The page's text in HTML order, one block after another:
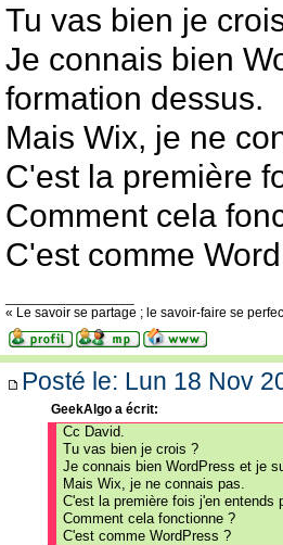
Tu vas bien je
Je connais bien
formation dessus.
Mais Wix, je ne
C'est la première
Comment cela
C'est comme
« Le savoir se partage ; le savoir-faire se
Posté le: Lun 18 Nov
GeekAlgo a écrit:
Cc David.
Tu vas bien je crois ?
Je connais bien WordPress et je
Mais Wix, je ne connais pas.
C'est la première fois j'en entends
Comment cela fonctionne ?
C'est comme WordPress ?